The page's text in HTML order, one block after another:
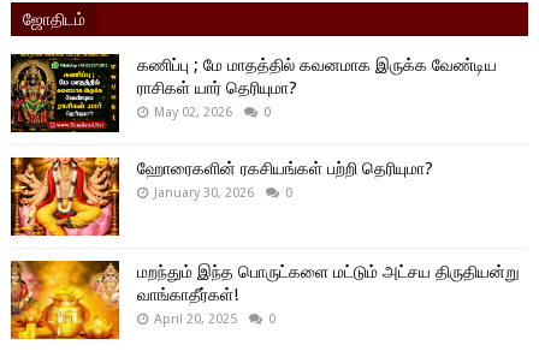
ஜோதிடம்
கணிப்பு ; மே மாதத்தில் கவனமாக இருக்க வேண்டிய
ராசிகள் யார் தெரியுமா?
May 02, 2026 0
ஹோரைகளின் ரகசியங்கள் பற்றி தெரியுமா?
January 30, 2026 0
மறந்தும் இந்த பொருட்களை மட்டும் அட்சய திருதியன்று
வாங்காதீர்கள்!
April 20, 2025 0